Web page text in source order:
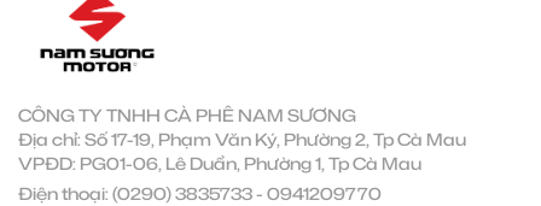
CÔNG TY TNHH CÀ PHÊ NAM SƯƠNG
Địa chỉ: Số 17-19, Phạm Văn Ký, Phường 2, Tp Cà Mau
VPĐD: PG01-06, Lê Duẩn, Phường 1, Tp Cà Mau
Điện thoại: (0290) 3835733- 0941209770